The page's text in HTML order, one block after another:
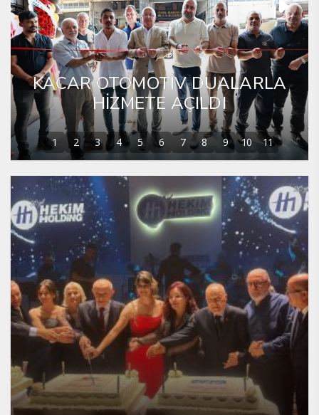
KACAR OTOMOTİV DUALARLA
HİZMETE AÇILDI
1 2 3 4 5 6 7 8 9 10 11